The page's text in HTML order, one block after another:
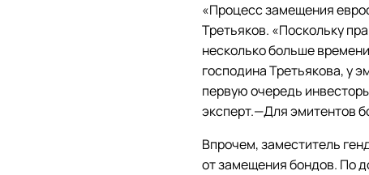
«Процесс замещения
Третьяков. «Поскольку
несколько больше
господина Третьякова, у
первую очередь
эксперт.—Для эмитентов
Впрочем, заместитель
от замещения бондов. По